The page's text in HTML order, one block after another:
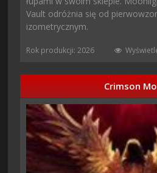
Vault odróżnia się od
izometrycznym.
Rok produkcji: 2026
Crimson